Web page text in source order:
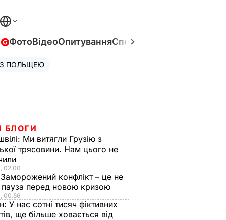
ФотоВідеоОпитуванняСпецпроєкти
ПОЛЬЩЕЮ
БЛОГИ
Ми витягли Грузію з
трясовини. Нам цього не
02.00
Заморожений конфлікт – це не
перед новою кризою
00.56
У нас сотні тисяч фіктивних
ще більше ховається від